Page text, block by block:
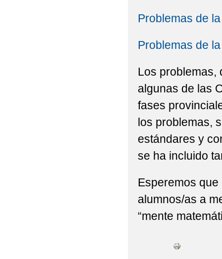
Problemas de
Problemas de
Los problemas,
algunas de las
fases
los problemas,
estándares y
se ha incluido
Esperemos
alumnos/as a
“mente